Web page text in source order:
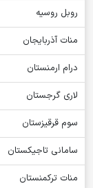
روبل روسیه
منات آذربایجان
درام ارمنستان
لاری گرجستان
سوم قرقیزستان
سامانی تاجیکستان
منات ترکمنستان